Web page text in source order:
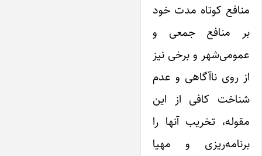
منافع کوتاه مدت خود
بر منافع جمعی و
عمومی‌شهر و برخی نیز
از روی ناآگاهی و عدم
شناخت کافی از ‌این
مقوله، تخریب آنها را
برنامه‌ریزی و مهیا